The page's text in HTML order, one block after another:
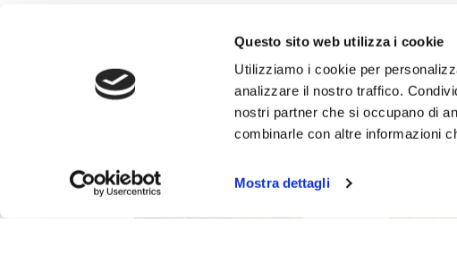
Questo sito web utilizza i cookie
Utilizziamo i cookie per
analizzare il nostro traffico.
nostri partner che si occupano di
combinarle con altre informazioni
Mostra dettagli